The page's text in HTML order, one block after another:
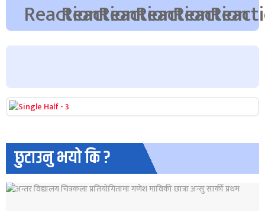
छुटाउनु भयो कि ?